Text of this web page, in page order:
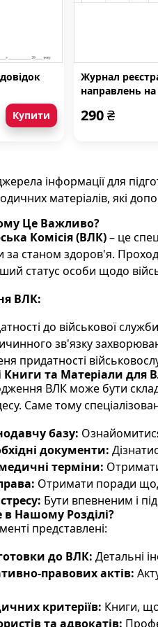
Купити
Журнал
направлень
виданих
проходження
290₴
інформації для
матеріалів, які
Це Важливо?
Комісія (ВЛК)– це
за станом здоров'я.
статус особи щодо
ВЛК:
до військової
зв'язку
придатності
Книги та Матеріали для
ВЛК може бути
Саме тому
базу:
документи:
терміни:
Отримати поради
Бути впевненим і
Нашому Розділі?
представлені:
до ВЛК: Детальні
правових актів:
критеріїв: Книги,
та адвокатів: